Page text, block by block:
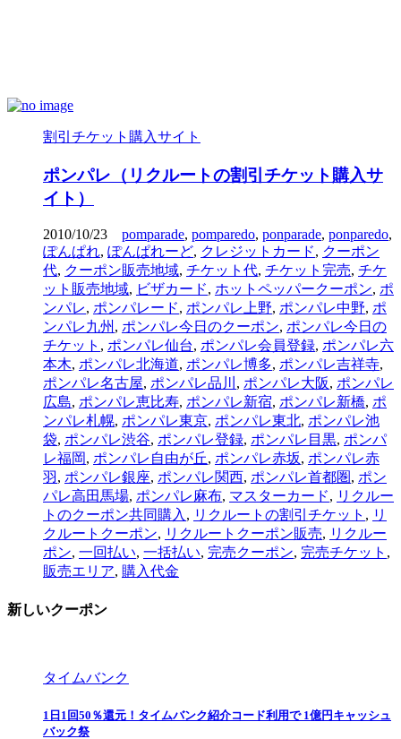
割引チケット購入サイト
ポンパレ（リクルートの割引チケット購入サ
イト）
2010/10/23 pomparade, pomparedo, ponparade, ponparedo,
ぽんぱれ, ぽんぱれーど, クレジットカード, クーポン
代, クーポン販売地域, チケット代, チケット完売, チケ
ット販売地域, ビザカード, ホットペッパークーポン, ポ
ンパレ, ポンパレード, ポンパレ上野, ポンパレ中野, ポ
ンパレ九州 , ポンパレ今日のクーポン, ポンパレ今日の
チケット , ポンパレ仙台, ポンパレ会員登録, ポンパレ六
本木, ポンパレ北海道, ポンパレ博多, ポンパレ吉祥寺,
ポンパレ名古屋, ポンパレ品川 , ポンパレ大阪, ポンパレ
広島, ポンパレ恵比寿, ポンパレ新宿, ポンパレ新橋, ポ
ンパレ札幌, ポンパレ東京, ポンパレ東北, ポンパレ池
袋, ポンパレ渋谷, ポンパレ登録, ポンパレ目黒, ポンパ
レ福岡, ポンパレ自由が丘, ポンパレ赤坂, ポンパレ赤
羽 , ポンパレ銀座, ポンパレ関西, ポンパレ首都圏 , ポン
パレ高田馬場, ポンパレ麻布, マスターカード, リクルー
トのクーポン共同購入 , リクルートの割引チケット , リ
クルートクーポン, リクルートクーポン販売, リクルー
ポン, 一回払い, 一括払い, 完売クーポン, 完売チケット ,
販売エリア, 購入代金
新しいクーポン
タイムバンク
1日1回50％還元！タイムバンク紹介コード利用で 1億円キャッシュ
バック祭